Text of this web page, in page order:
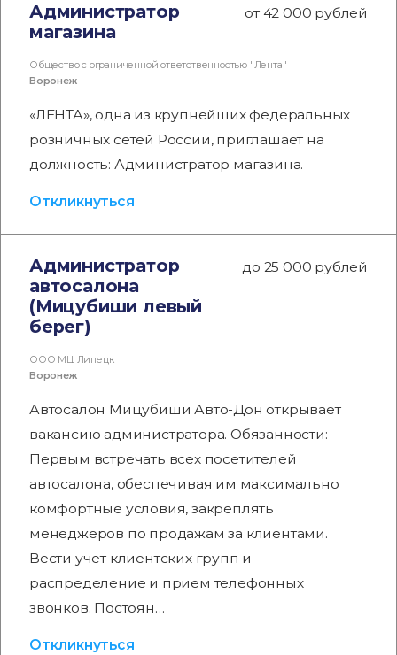
Администратор
магазина
от 42 000 рублей
Общество с ограниченной ответственностью "Лента"
Воронеж
«ЛЕНТА», одна из крупнейших федеральных
розничных сетей России, приглашает на
должность: Администратор магазина.
Откликнуться
Администратор
автосалона
(Мицубиши левый
берег)
до 25 000 рублей
ООО МЦ Липецк
Воронеж
Автосалон Мицубиши Авто-Дон открывает
вакансию администратора. Обязанности:
Первым встречать всех посетителей
автосалона, обеспечивая им максимально
комфортные условия, закреплять
менеджеров по продажам за клиентами.
Вести учет клиентских групп и
распределение и прием телефонных
звонков. Постоян…
Откликнуться